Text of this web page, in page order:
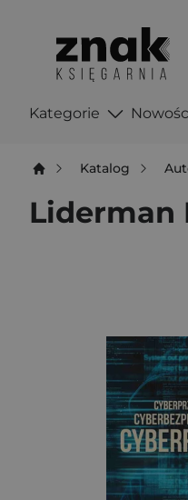
Kategorie
Katalog
Liderman